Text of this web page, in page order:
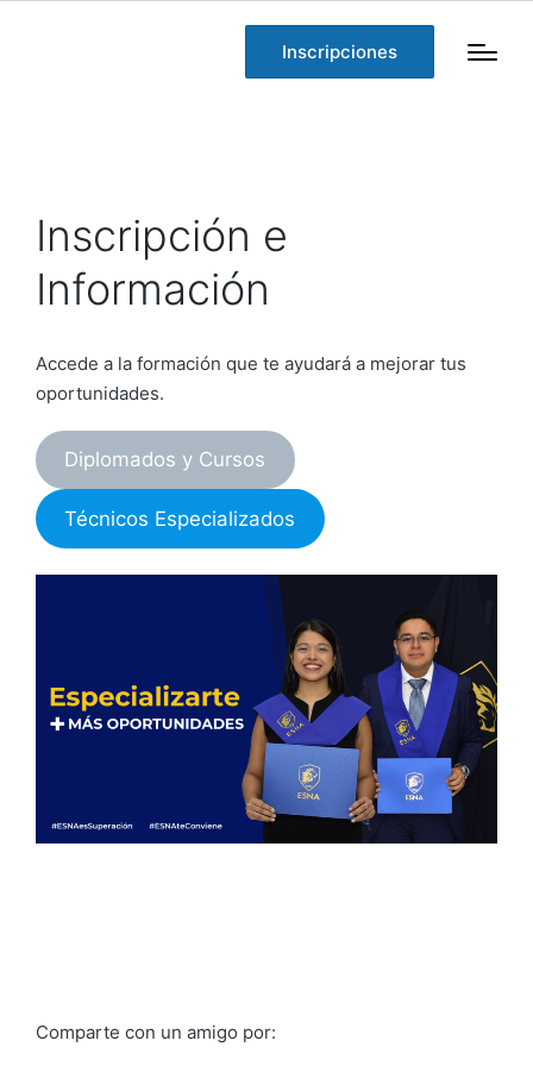
Inscripciones
Inscripción e
Información
Accede a la formación que te ayudará a mejorar tus
oportunidades.
Diplomados y Cursos
Técnicos Especializados
Comparte con un amigo por: